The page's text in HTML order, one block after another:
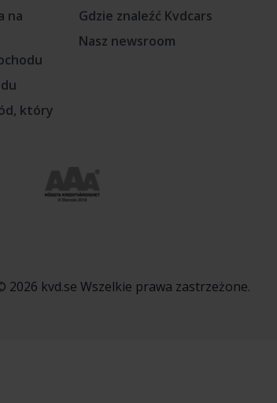
na
który
Gdzie znaleźć Kvdcars
Nasz newsroom
2026 kvd.se Wszelkie prawa zastrzeżone.